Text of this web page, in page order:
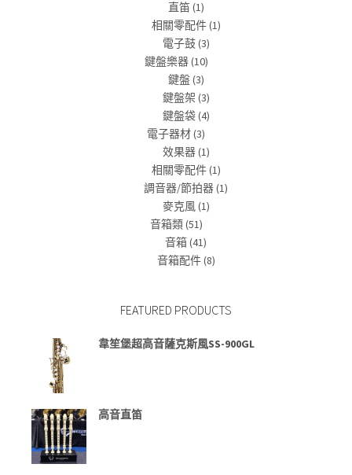
直笛 (1)
相關零配件(1)
電子鼓(3)
鍵盤樂器(10)
鍵盤(3)
鍵盤架 (3)
鍵盤袋(4)
電子器材(3)
效果器(1)
相關零配件(1)
調音器/節拍器(1)
麥克風(1)
音箱類(51)
音箱(41)
音箱配件(8)
FEATURED PRODUCTS
韋笙堡超高音薩克斯風SS-900GL
高音直笛